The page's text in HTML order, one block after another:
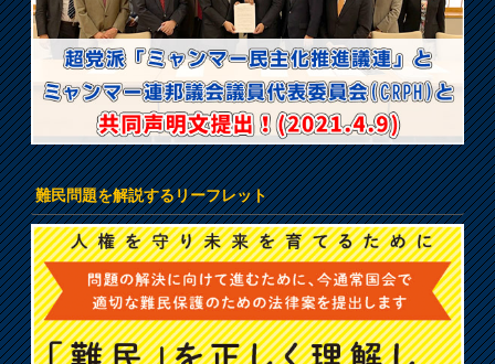
難民問題を解説するリーフレット